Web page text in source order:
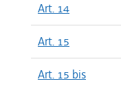
Art. 14
Art. 15
Art. 15 bis